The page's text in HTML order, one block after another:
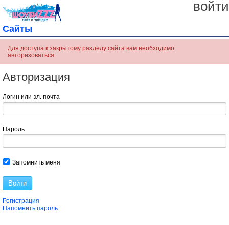
войти
Сайты
Для доступа к закрытому разделу сайта вам необходимо
авторизоваться.
Авторизация
Логин или эл. почта
Пароль
Запомнить меня
Войти
Регистрация
Напомнить пароль